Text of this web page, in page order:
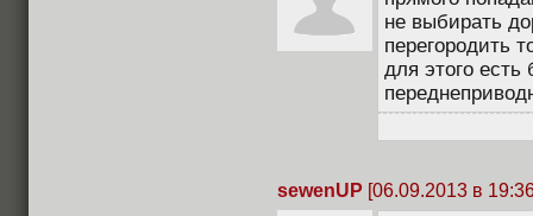
не выбирать
перегородить
для этого
sewenUP [06.09.2013 в